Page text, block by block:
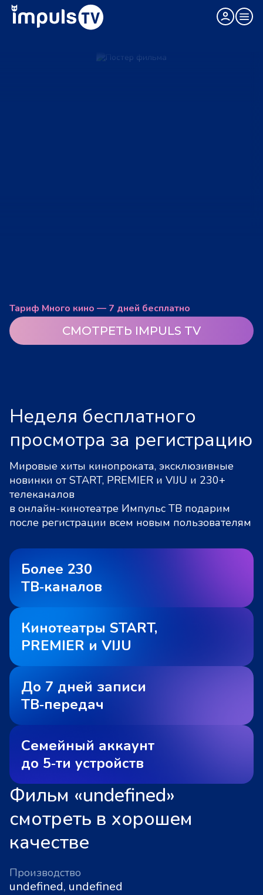
Тариф Много кино — 7 дней бесплатно
СМОТРЕТЬ IMPULS TV
Неделя бесплатного
просмотра за регистрацию
Мировые хиты кинопроката, эксклюзивные
новинки от START, PREMIER и VIJU и 230+
телеканалов
в онлайн-кинотеатре Импульс ТВ подарим
после регистрации всем новым пользователям
Более 230
ТВ‑каналов
Кинотеатры START,
PREMIER и VIJU
До 7 дней записи
ТВ‑передач
Семейный аккаунт
до 5‑ти устройств
Фильм «undefined»
смотреть в хорошем
качестве
Производство
undefined, undefined